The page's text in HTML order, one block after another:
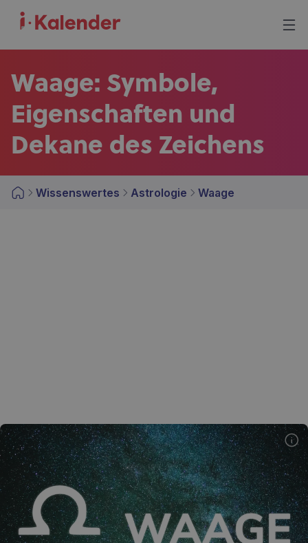
Waage: Symbole,
Eigenschaften und
Dekane des Zeichens
Wissenswertes Astrologie Waage